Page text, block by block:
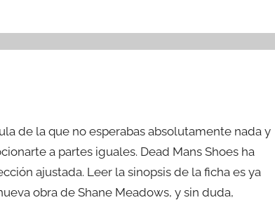
de la que no esperabas absolutamente nada y
a partes iguales. Dead Mans Shoes ha
ajustada. Leer la sinopsis de la ficha es ya
obra de Shane Meadows, y sin duda,